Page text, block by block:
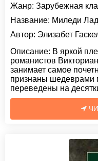
Жанр: Зарубежная
Название: Миледи
Автор: Элизабет
Описание: В яркой
романистов
занимает самое
признаны шедеврами
переведены на